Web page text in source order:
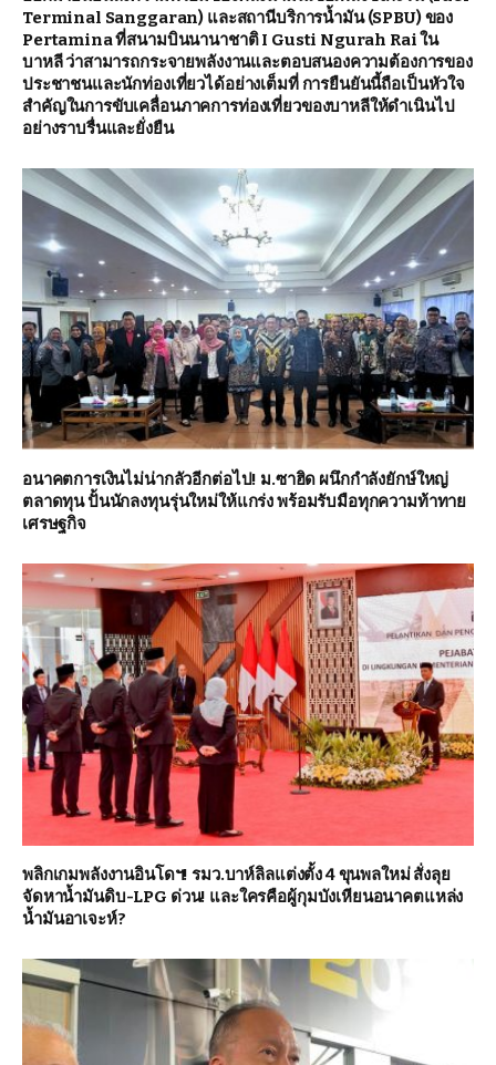
Terminal Sanggaran) และสถานีบริการน้ำมัน (SPBU) ของ
Pertamina ที่สนามบินนานาชาติ I Gusti Ngurah Rai ใน
บาหลี ว่าสามารถกระจายพลังงานและตอบสนองความต้องการของ
ประชาชนและนักท่องเที่ยวได้อย่างเต็มที่ การยืนยันนี้ถือเป็นหัวใจ
สำคัญในการขับเคลื่อนภาคการท่องเที่ยวของบาหลีให้ดำเนินไป
อย่างราบรื่นและยั่งยืน
อนาคตการเงินไม่น่ากลัวอีกต่อไป! ม.ซาฮิด ผนึกกำลังยักษ์ใหญ่
ตลาดทุน ปั้นนักลงทุนรุ่นใหม่ให้แกร่ง พร้อมรับมือทุกความท้าทาย
เศรษฐกิจ
พลิกเกมพลังงานอินโดฯ! รมว.บาห์ลิลแต่งตั้ง 4 ขุนพลใหม่ สั่งลุย
จัดหาน้ำมันดิบ-LPG ด่วน! และใครคือผู้กุมบังเหียนอนาคตแหล่ง
น้ำมันอาเจะห์?